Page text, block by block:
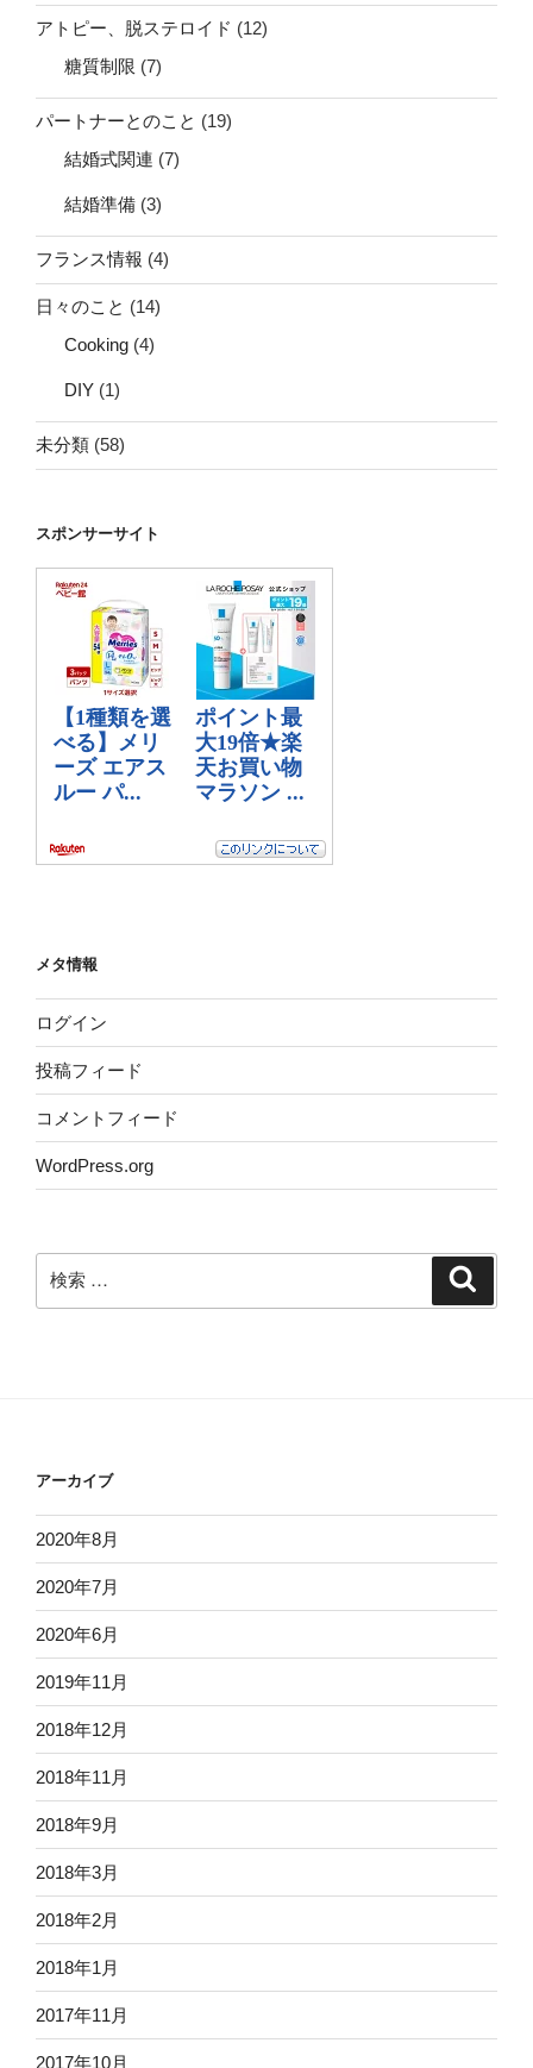
アトピー、脱ステロイド (12)
糖質制限 (7)
パートナーとのこと (19)
結婚式関連 (7)
結婚準備 (3)
フランス情報 (4)
日々のこと (14)
Cooking (4)
DIY (1)
未分類 (58)
スポンサーサイト
メタ情報
ログイン
投稿フィード
コメントフィード
WordPress.org
検
索:
アーカイブ
2020年8月
2020年7月
2020年6月
2019年11月
2018年12月
2018年11月
2018年9月
2018年3月
2018年2月
2018年1月
2017年11月
2017年10月